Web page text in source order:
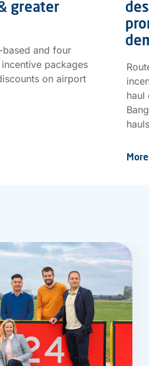
greater
and four
packages
on airport
haul